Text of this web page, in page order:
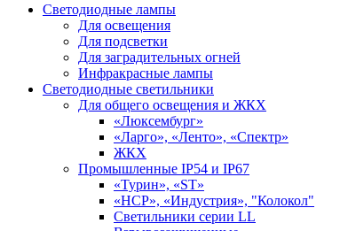
Светодиодные лампы
Для освещения
Для подсветки
Для заградительных огней
Инфракрасные лампы
Светодиодные светильники
Для общего освещения и ЖКХ
«Люксембург»
«Ларго», «Ленто», «Спектр»
ЖКХ
Промышленные IP54 и IP67
«Турин», «ST»
«НСР», «Индустрия», "Колокол"
Светильники серии LL